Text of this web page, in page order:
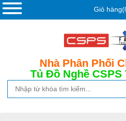
Nhà Phân Phối
Tủ Đồ Nghề CSPS
Giỏ